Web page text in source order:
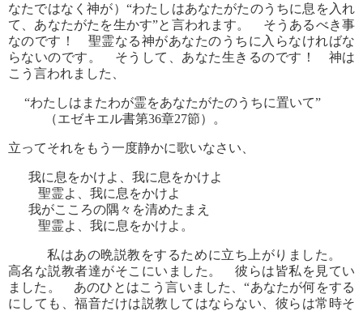
なたではなく神が）“わたしはあなたがたのうちに息を入れ
て、あなたがたを生かす”と言われます。 そうあるべき事
なのです！ 聖霊なる神があなたのうちに入らなければな
らないのです。 そうして、あなた生きるのです！ 神は
こう言われました、
“わたしはまたわが霊をあなたがたのうちに置いて”
（エゼキエル書第36章27節）。
立ってそれをもう一度静かに歌いなさい、
我に息をかけよ、我に息をかけよ
聖霊よ、我に息をかけよ
我がこころの隅々を清めたまえ
聖霊よ、我に息をかけよ。
私はあの晩説教をするために立ち上がりました。
高名な説教者達がそこにいました。 彼らは皆私を見てい
ました。 あのひとはこう言いました、“あなたが何をする
にしても、福音だけは説教してはならない、彼らは常時そ